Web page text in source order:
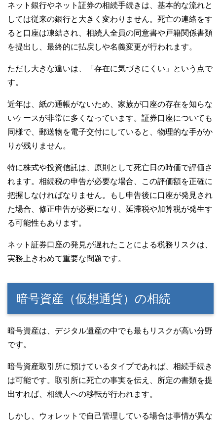
ネット銀行やネット証券の相続手続きは、基本的な流れと
しては従来の銀行と大きく変わりません。死亡の連絡をす
ると口座は凍結され、相続人全員の同意書や戸籍関係書類
を提出し、最終的に払戻しや名義変更が行われます。
ただし大きな違いは、「存在に気づきにくい」という点で
す。
近年は、紙の通帳がないため、家族が口座の存在を知らな
いケースが非常に多くなっています。証券口座についても
同様で、郵送物を電子交付にしていると、物理的な手がか
りが残りません。
特に株式や投資信託は、原則として死亡日の時価で評価さ
れます。相続税の申告が必要な場合、この評価額を正確に
把握しなければなりません。もし申告後に口座が発見され
た場合、修正申告が必要になり、延滞税や加算税が発生す
る可能性もあります。
ネット証券口座の発見が遅れたことによる税務リスクは、
実務上きわめて重要な問題です。
暗号資産（仮想通貨）の相続
暗号資産は、デジタル遺産の中でも最もリスクが高い分野
です。
暗号資産取引所に預けているタイプであれば、相続手続き
は可能です。取引所に死亡の事実を伝え、所定の書類を提
出すれば、相続人への移転が行われます。
しかし、ウォレットで自己管理している場合は事情が異な